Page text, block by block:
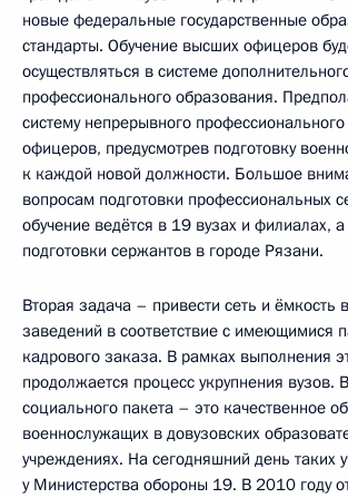
новые федеральные государственные
стандарты. Обучение высших офицеров
осуществляться в системе
профессионального образования.
систему непрерывного
офицеров, предусмотрев подготовку
к каждой новой должности. Большое
вопросам подготовки профессиональных
обучение ведётся в 19 вузах и филиалах,
подготовки сержантов в городе Рязани.
Вторая задача – привести сеть и ёмкость
заведений в соответствие с имеющимися
кадрового заказа. В рамках выполнения
продолжается процесс укрупнения вузов.
социального пакета – это качественное
военнослужащих в довузовских
учреждениях. На сегодняшний день таких
у Министерства обороны 19. В 2010 году